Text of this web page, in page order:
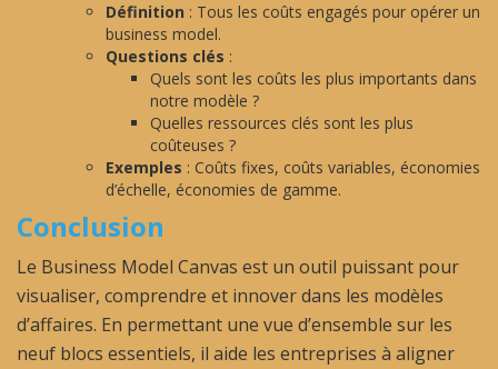
Définition : Tous les coûts engagés pour opérer un
business model.
Questions clés :
Quels sont les coûts les plus importants dans
notre modèle ?
Quelles ressources clés sont les plus
coûteuses ?
Exemples : Coûts fixes, coûts variables, économies
d’échelle, économies de gamme.
Conclusion
Le Business Model Canvas est un outil puissant pour
visualiser, comprendre et innover dans les modèles
d’affaires. En permettant une vue d’ensemble sur les
neuf blocs essentiels, il aide les entreprises à aligner